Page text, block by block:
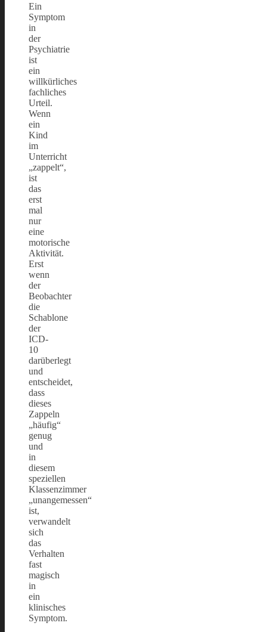
Ein
Symptom
in
der
Psychiatrie
ist
ein
willkürliches
fachliches
Urteil.
Wenn
ein
Kind
im
Unterricht
„zappelt“,
ist
das
erst
mal
nur
eine
motorische
Aktivität.
Erst
wenn
der
Beobachter
die
Schablone
der
ICD-
10
darüberlegt
und
entscheidet,
dass
dieses
Zappeln
„häufig“
genug
und
in
diesem
speziellen
Klassenzimmer
„unangemessen“
ist,
verwandelt
sich
das
Verhalten
fast
magisch
in
ein
klinisches
Symptom.